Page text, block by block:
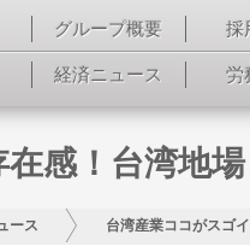
グループ概要 採
経済ニュース 労
感！台湾地
ース 台湾産業ココがスゴイ